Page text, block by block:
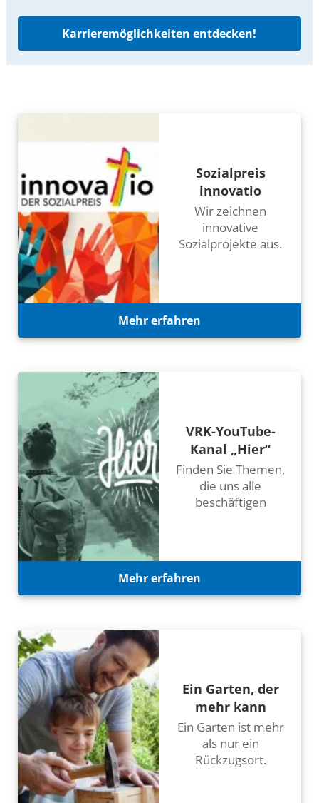
Karrieremöglichkeiten entdecken!
Sozialpreis
innovatio
Wir zeichnen
innovative
Sozialprojekte aus.
Mehr erfahren
VRK-YouTube-
Kanal „Hier“
Finden Sie Themen,
die uns alle
beschäftigen
Mehr erfahren
Ein Garten, der
mehr kann
Ein Garten ist mehr
als nur ein
Rückzugsort.